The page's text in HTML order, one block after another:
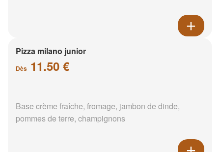
Pizza milano junior
Dès 11.50 €
Base crème fraîche, fromage, jambon de dinde,
pommes de terre, champignons